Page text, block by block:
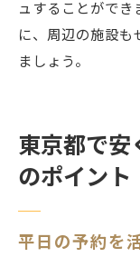
ュすることができ
に、周辺の施設も
ましょう。
東京都で安
のポイント
平日の予約を